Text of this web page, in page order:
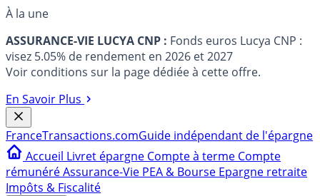
À la une
ASSURANCE-VIE LUCYA CNP : Fonds euros Lucya CNP :
visez 5.05% de rendement en 2026 et 2027
Voir conditions sur la page dédiée à cette offre.
En Savoir Plus
FranceTransactions.comGuide indépendant de l'épargne
Accueil Livret épargne Compte à terme Compte
rémunéréAssurance-Vie PEA & Bourse Epargne retraite
Impôts & Fiscalité